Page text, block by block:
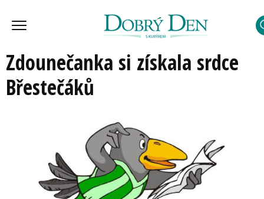
Zdounečanka si získala srdce
Břestečáků